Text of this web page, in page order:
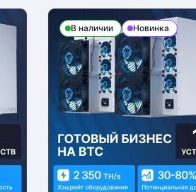
В наличии Новинка